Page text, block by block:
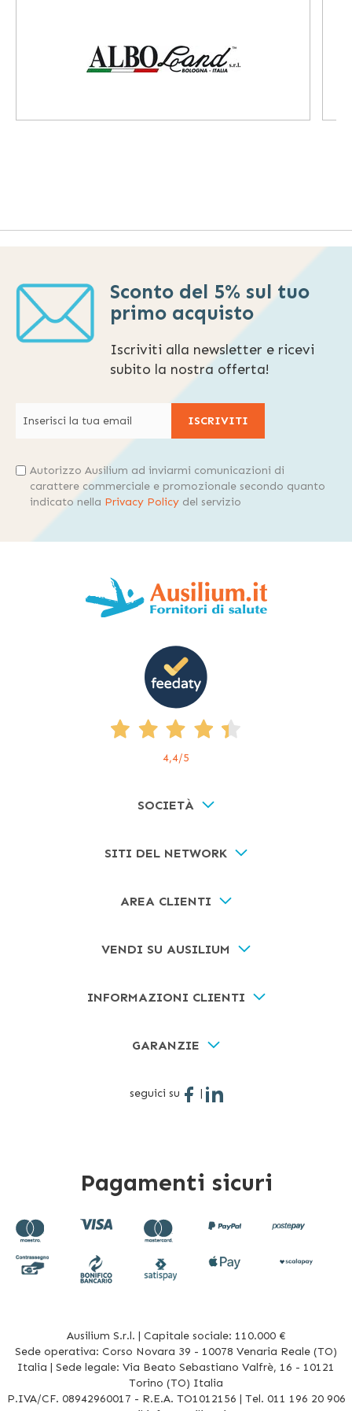
Sconto del 5% sul tuo
primo acquisto
Iscriviti alla newsletter e ricevi
subito la nostra offerta!
ISCRIVITI
Autorizzo Ausilium ad inviarmi comunicazioni di
carattere commerciale e promozionale secondo quanto
indicato nella Privacy Policy del servizio
4,4/5
SOCIETÀ
SITI DEL NETWORK
AREA CLIENTI
VENDI SU AUSILIUM
INFORMAZIONI CLIENTI
GARANZIE
seguici su |
Pagamenti sicuri
Ausilium S.r.l. | Capitale sociale: 110.000 €
Sede operativa: Corso Novara 39 - 10078 Venaria Reale (TO)
Italia | Sede legale: Via Beato Sebastiano Valfrè, 16 - 10121
Torino (TO) Italia
P.IVA/CF. 08942960017 - R.E.A. TO1012156 | Tel. 011 196 20 906